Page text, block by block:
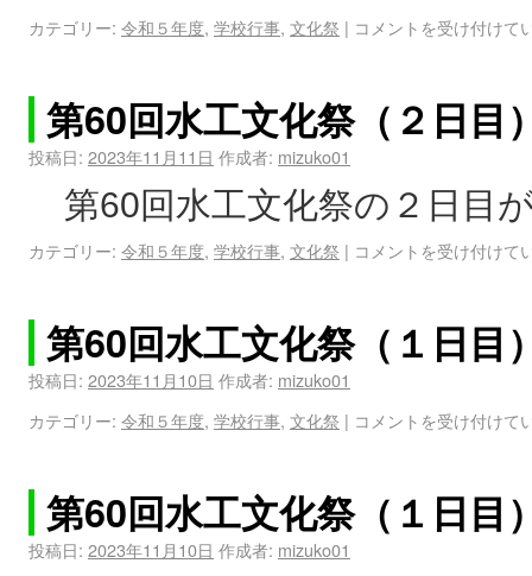
カテゴリー: 令和５年度, 学校行事, 文化祭 | コメントを受け付けて
第60回水工文化祭（２日
投稿日: 2023年11月11日 作成者: mizuko01
第60回水工文化祭の２日目
カテゴリー: 令和５年度, 学校行事, 文化祭 | コメントを受け付けて
第60回水工文化祭（１日
投稿日: 2023年11月10日 作成者: mizuko01
カテゴリー: 令和５年度, 学校行事, 文化祭 | コメントを受け付けて
第60回水工文化祭（１日
投稿日: 2023年11月10日 作成者: mizuko01